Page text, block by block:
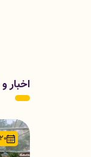
اخبار
20 اردیبهشت 1404